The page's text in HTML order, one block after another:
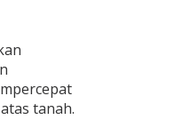
tanah.